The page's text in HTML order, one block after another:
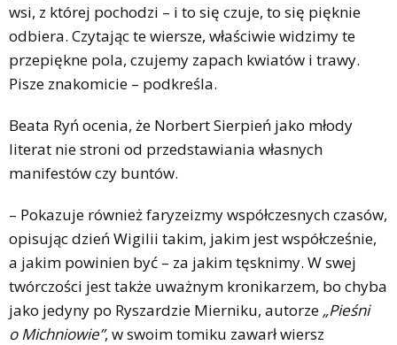
wsi, z której pochodzi – i to się czuje, to się pięknie
odbiera. Czytając te wiersze, właściwie widzimy te
przepiękne pola, czujemy zapach kwiatów i trawy.
Pisze znakomicie – podkreśla.
Beata Ryń ocenia, że Norbert Sierpień jako młody
literat nie stroni od przedstawiania własnych
manifestów czy buntów.
– Pokazuje również faryzeizmy współczesnych czasów,
opisując dzień Wigilii takim, jakim jest współcześnie,
a jakim powinien być – za jakim tęsknimy. W swej
twórczości jest także uważnym kronikarzem, bo chyba
jako jedyny po Ryszardzie Mierniku, autorze „Pieśni
o Michniowie”, w swoim tomiku zawarł wiersz